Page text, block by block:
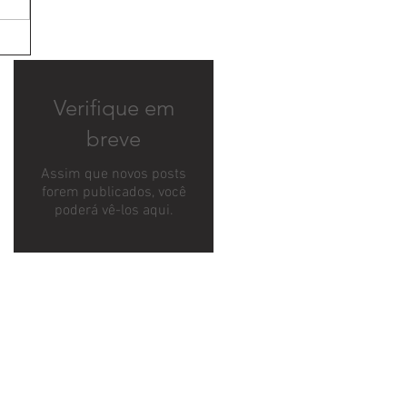
Verifique em
breve
Assim que novos posts
forem publicados, você
poderá vê-los aqui.